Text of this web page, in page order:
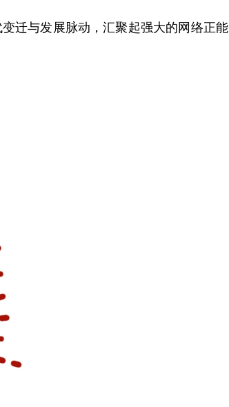
迁与发展脉动，汇聚起强大的网络正能